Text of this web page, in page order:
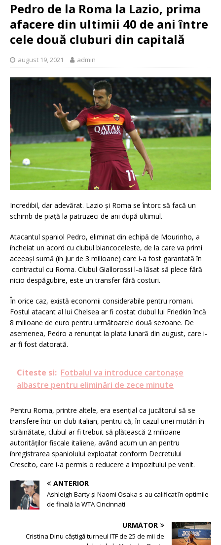
Pedro de la Roma la Lazio, prima
afacere din ultimii 40 de ani între
cele două cluburi din capitală
august 19, 2021 admin
Incredibil, dar adevărat. Lazio și Roma se întorc să facă un
schimb de piață la patruzeci de ani după ultimul.
Atacantul spaniol Pedro, eliminat din echipă de Mourinho, a
încheiat un acord cu clubul biancoceleste, de la care va primi
aceeași sumă (în jur de 3 milioane) care i-a fost garantată în
contractul cu Roma. Clubul Giallorossi l-a lăsat să plece fără
nicio despăgubire, este un transfer fără costuri.
În orice caz, există economii considerabile pentru romani.
Fostul atacant al lui Chelsea ar fi costat clubul lui Friedkin încă
8 milioane de euro pentru următoarele două sezoane. De
asemenea, Pedro a renunțat la plata lunară din august, care i-
ar fi fost datorată.
Citeste si: Fotbalul va introduce cartonaşe
albastre pentru eliminări de zece minute
Pentru Roma, printre altele, era esențial ca jucătorul să se
transfere într-un club italian, pentru că, în cazul unei mutări în
străinătate, clubul ar fi trebuit să plătească 2 milioane
autorităților fiscale italiene, având acum un an pentru
înregistrarea spaniolului exploatat conform Decretului
Crescito, care i-a permis o reducere a impozitului pe venit.
ANTERIOR
Ashleigh Barty şi Naomi Osaka s-au calificat în optimile
de finală la WTA Cincinnati
URMĂTOR
Cristina Dinu câștigă turneul ITF de 25 de mii de